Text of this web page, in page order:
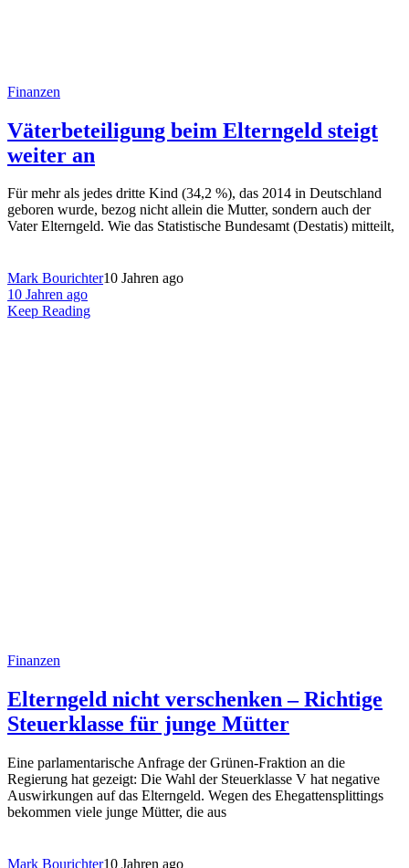
Finanzen
Väterbeteiligung beim Eltern­geld steigt
weiter an
Für mehr als jedes dritte Kind (34,2 %), das 2014 in Deutschland
geboren wurde, bezog nicht allein die Mutter, sondern auch der
Vater Elterngeld. Wie das Statistische Bundesamt (Destatis) mitteilt,
Mark Bourichter10 Jahren ago
10 Jahren ago
Keep Reading
Finanzen
Elterngeld nicht verschenken – Richtige
Steuerklasse für junge Mütter
Eine parlamentarische Anfrage der Grünen-Fraktion an die
Regierung hat gezeigt: Die Wahl der Steuerklasse V hat negative
Auswirkungen auf das Elterngeld. Wegen des Ehegattensplittings
bekommen viele junge Mütter, die aus
Mark Bourichter10 Jahren ago